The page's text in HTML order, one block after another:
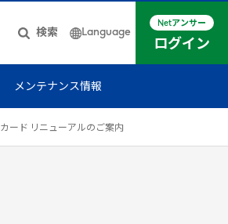
検索 Language
Netアンサー
ログイン
メンテナンス情報
ード リニューアルのご案内